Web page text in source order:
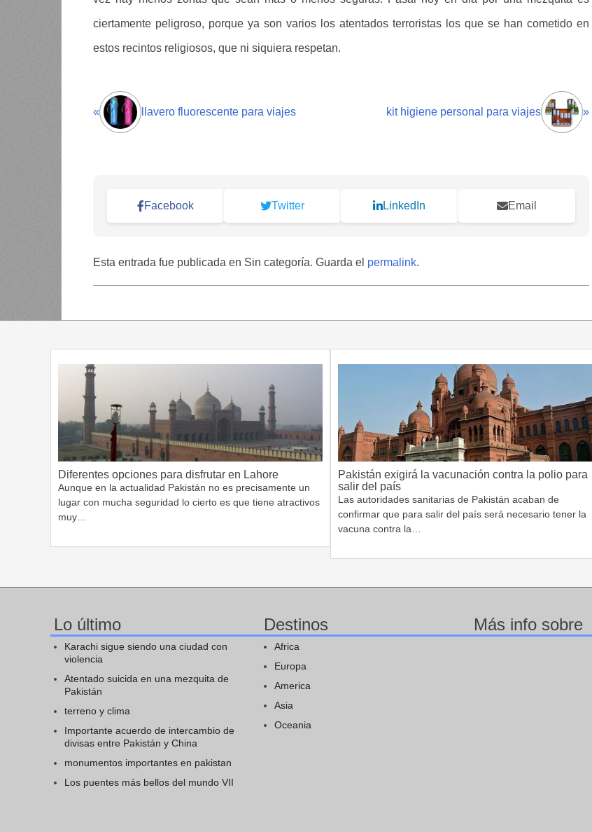
ciertamente peligroso, porque ya son varios los atentados terroristas los que se han cometido en
estos recintos religiosos, que ni siquiera respetan.
« llavero fluorescente para viajes kit higiene personal para viajes »
Facebook Twitter LinkedIn Email
Esta entrada fue publicada en Sin categoría. Guarda el permalink.
Diferentes opciones para disfrutar en Lahore
Aunque en la actualidad Pakistán no es precisamente un
lugar con mucha seguridad lo cierto es que tiene atractivos
muy…
Pakistán exigirá la vacunación contra la polio para
salir del país
Las autoridades sanitarias de Pakistán acaban de
confirmar que para salir del país será necesario tener la
vacuna contra la…
Lo último
Karachi sigue siendo una ciudad con
violencia
Atentado suicida en una mezquita de
Pakistán
terreno y clima
Importante acuerdo de intercambio de
divisas entre Pakistán y China
monumentos importantes en pakistan
Los puentes más bellos del mundo VII
Destinos
Africa
Europa
America
Asia
Oceania
Más info sobre